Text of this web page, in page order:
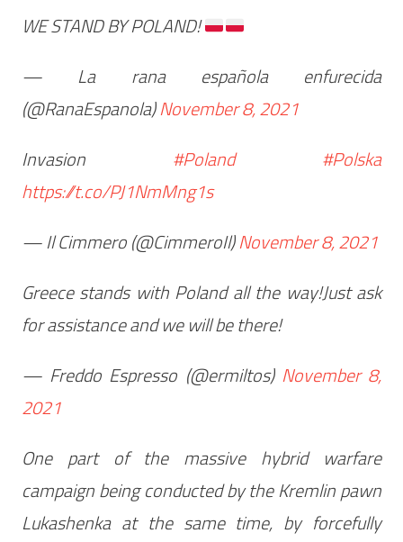
WE STAND BY POLAND!
— La rana española enfurecida
(@RanaEspanola)November 8, 2021
Invasion #Poland
#Polska
https://t.co/PJ1NmMng1s
— Il Cimmero (@CimmeroIl)November 8, 2021
Greece stands with Poland all the way!Just ask
for assistance and we will be there!
— Freddo Espresso (@ermiltos) November 8,
2021
One part of the massive hybrid warfare
campaign being conducted by the Kremlin pawn
Lukashenka at the same time, by forcefully